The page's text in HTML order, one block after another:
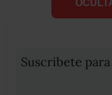
Suscribete